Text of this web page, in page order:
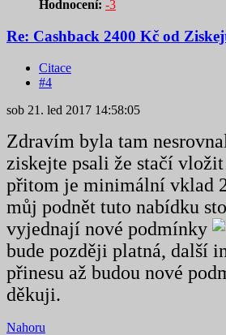
Hodnocení: -3
Re: Cashback 2400 Kč od
Citace
#4
sob 21. led 2017 14:58:05
Zdravím byla tam
ziskejte psali že stačí vložit
přitom je minimální vklad
můj podnět tuto nabídku
vyjednají nové podmínky
bude později platná, další
přinesu až budou nové
děkuji.
Nahoru